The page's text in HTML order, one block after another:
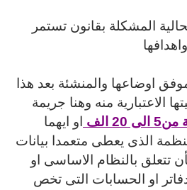
المشكلة بقانون تستمر
اوضاعها والمنشئة بعد هذا
الاعتبارية منه وهنا جريمة
20 الف
او ايهما
الذى يعطى متعمدا بيانات
تتعلق بالنظام الاساسى او
او الحسابات التى تخص